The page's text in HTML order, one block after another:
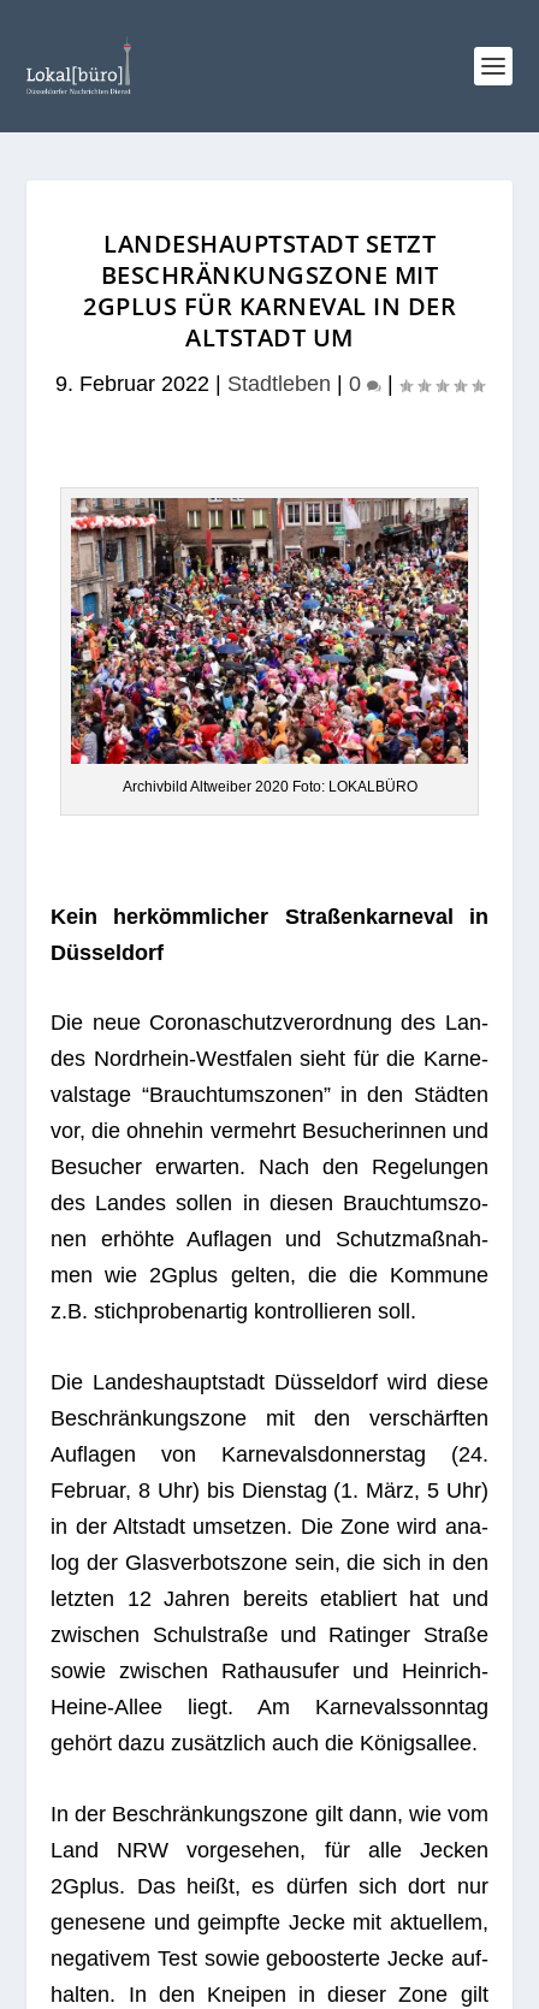
LANDESHAUPTSTADT SETZT
BESCHRÄNKUNGSZONE MIT
2GPLUS FÜR KARNEVAL IN DER
ALTSTADT UM
9. Februar 2022 Stadtleben 0
Archiv­bild Alt­wei­ber 2020 Foto: LOKALBÜRO
Kein her­kömm­li­cher Stra­ßen­kar­ne­val in
Düsseldorf
Die neue Coro­naschutz­ver­ord­nung des Lan­
des Nord­rhein-West­fa­len sieht für die Kar­ne­
vals­tage “Brauch­tums­zo­nen” in den Städ­ten
vor, die ohne­hin ver­mehrt Besu­che­rin­nen und
Besu­cher erwar­ten. Nach den Rege­lun­gen
des Lan­des sol­len in die­sen Brauch­tums­zo­
nen erhöhte Auf­la­gen und Schutz­maß­nah­
men wie 2Gplus gel­ten, die die Kom­mune
z.B. stich­pro­ben­ar­tig kon­trol­lie­ren soll.
Die Lan­des­haupt­stadt Düs­sel­dorf wird diese
Beschrän­kungs­zone mit den ver­schärf­ten
Auf­la­gen von Kar­ne­vals­don­ners­tag (24.
Februar, 8 Uhr) bis Diens­tag (1. März, 5 Uhr)
in der Alt­stadt umset­zen. Die Zone wird ana­
log der Glas­ver­bots­zone sein, die sich in den
letz­ten 12 Jah­ren bereits eta­bliert hat und
zwi­schen Schul­straße und Ratin­ger Straße
sowie zwi­schen Rat­haus­ufer und Hein­rich-
Heine-Allee liegt. Am Kar­ne­vals­sonn­tag
gehört dazu zusätz­lich auch die Königsallee.
In der Beschrän­kungs­zone gilt dann, wie vom
Land NRW vor­ge­se­hen, für alle Jecken
2Gplus. Das heißt, es dür­fen sich dort nur
gene­sene und geimpfte Jecke mit aktu­el­lem,
nega­ti­vem Test sowie geboos­terte Jecke auf­
hal­ten. In den Knei­pen in die­ser Zone gilt